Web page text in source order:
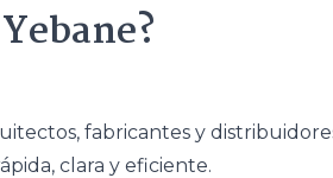
fabricantes y
clara y eficiente.